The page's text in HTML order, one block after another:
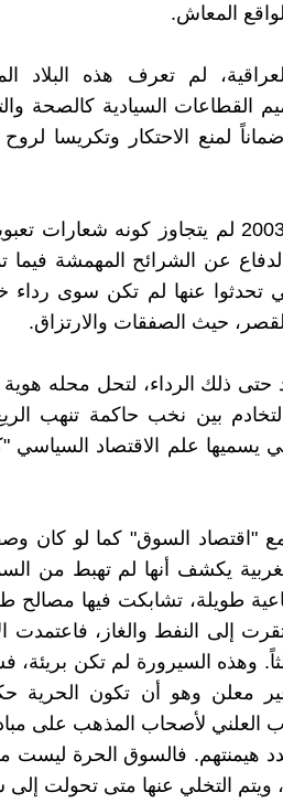
المعاش.
لم تعرف هذه البلاد
القطاعات السيادية كالصحة
لمنع الاحتكار وتكريسا
كل ما جرى قبل عام 2003 لم يتجاوز كونه
عن الشرائح المهمشة
تحدثوا عنها لم تكن سوى رداء
حيث الصفقات والارتزاق.
2003، تبدد حتى ذلك الرداء، لتحل
التخادم بين نخب حاكمة تنهب
يسميها علم الاقتصاد السياسي
"اقتصاد السوق" كما لو كان
يكشف أنها لم تهبط من
طويلة، تشابكت فيها مصالح
إلى النفط والغاز، فاعتمدت
وهذه السيرورة لم تكن
معلن وهو أن تكون الحرية
العلني لأصحاب المذهب على
هيمنتهم. فالسوق الحرة ليست
ويتم التخلي عنها متى تحولت